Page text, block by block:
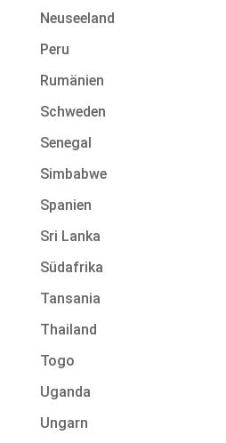
Neuseeland
Peru
Rumänien
Schweden
Senegal
Simbabwe
Spanien
Sri Lanka
Südafrika
Tansania
Thailand
Togo
Uganda
Ungarn